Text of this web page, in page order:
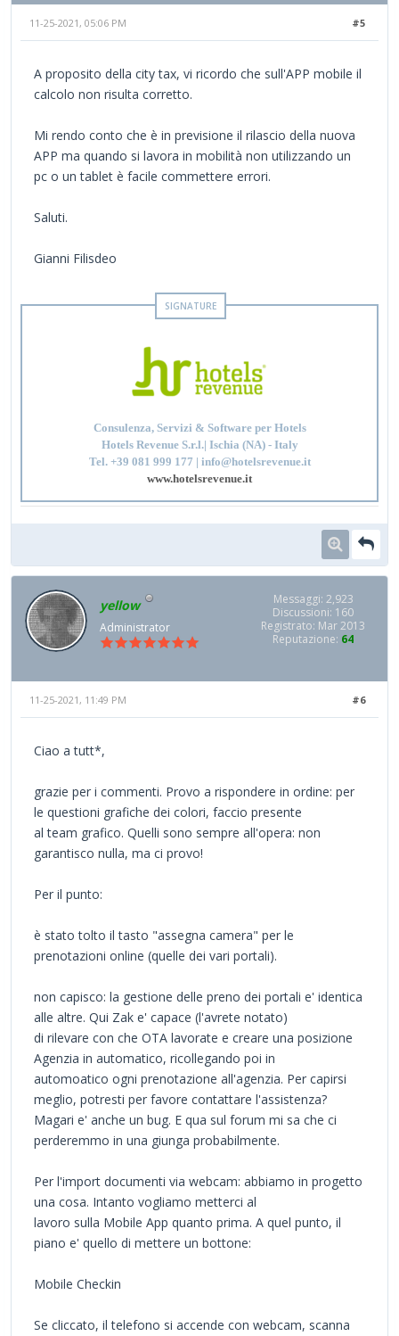
#5
11-25-2021, 05:06 PM
A proposito della city tax, vi ricordo che sull'APP mobile il
calcolo non risulta corretto.
Mi rendo conto che è in previsione il rilascio della nuova
APP ma quando si lavora in mobilità non utilizzando un
pc o un tablet è facile commettere errori.
Saluti.
Gianni Filisdeo
Consulenza, Servizi & Software per Hotels
Hotels Revenue S.r.l.| Ischia (NA) - Italy
Tel. +39 081 999 177 | info@hotelsrevenue.it
www.hotelsrevenue.it
yellow
Administrator
Messaggi: 2,923
Discussioni: 160
Registrato: Mar 2013
Reputazione: 64
#6
11-25-2021, 11:49 PM
Ciao a tutt*,
grazie per i commenti. Provo a rispondere in ordine: per
le questioni grafiche dei colori, faccio presente
al team grafico. Quelli sono sempre all'opera: non
garantisco nulla, ma ci provo!
Per il punto:
è stato tolto il tasto "assegna camera" per le
prenotazioni online (quelle dei vari portali).
non capisco: la gestione delle preno dei portali e' identica
alle altre. Qui Zak e' capace (l'avrete notato)
di rilevare con che OTA lavorate e creare una posizione
Agenzia in automatico, ricollegando poi in
automoatico ogni prenotazione all'agenzia. Per capirsi
meglio, potresti per favore contattare l'assistenza?
Magari e' anche un bug. E qua sul forum mi sa che ci
perderemmo in una giunga probabilmente.
Per l'import documenti via webcam: abbiamo in progetto
una cosa. Intanto vogliamo metterci al
lavoro sulla Mobile App quanto prima. A quel punto, il
piano e' quello di mettere un bottone:
Mobile Checkin
Se cliccato, il telefono si accende con webcam, scanna